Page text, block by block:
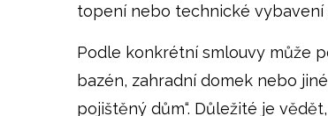
topení nebo technické
Podle konkrétní smlouvy může
bazén, zahradní domek nebo
pojištěný dům“. Důležité je